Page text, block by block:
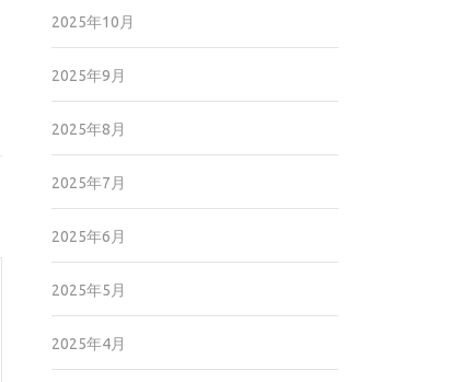
2025年10月
2025年9月
2025年8月
2025年7月
2025年6月
2025年5月
2025年4月